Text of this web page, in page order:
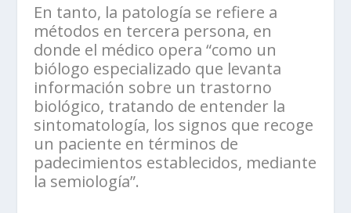
En tanto, la patología se refiere a
métodos en tercera persona, en
donde el médico opera “como un
biólogo especializado que levanta
información sobre un trastorno
biológico, tratando de entender la
sintomatología, los signos que recoge
un paciente en términos de
padecimientos establecidos, mediante
la semiología”.